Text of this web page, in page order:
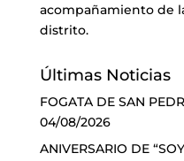
acompañamiento de
distrito.
Últimas Noticias
FOGATA DE SAN
04/08/2026
ANIVERSARIO DE